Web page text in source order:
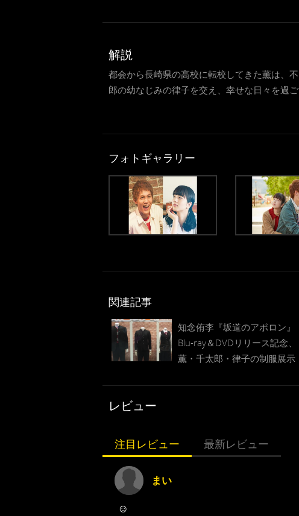
解説
都会から長崎県の高校に転校してきた薫は、
郎の幼なじみの律子を交え、幸せな日々を過
フォトギャラリー
関連記事
知念侑李『坂道のアポロン』
Blu-ray＆DVDリリース記念、
薫・千太郎・律子の制服展示
レビュー
注目レビュー 最新レビュー
まい
☺︎